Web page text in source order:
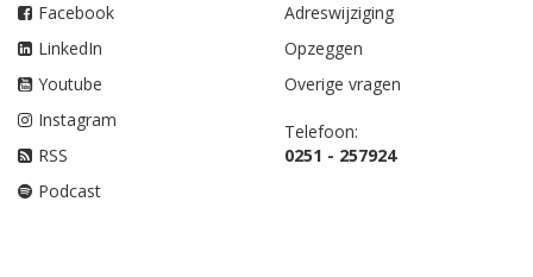
Facebook
LinkedIn
Youtube
Instagram
RSS
Podcast
Adreswijziging
Opzeggen
Overige vragen
Telefoon:
0251 - 257924